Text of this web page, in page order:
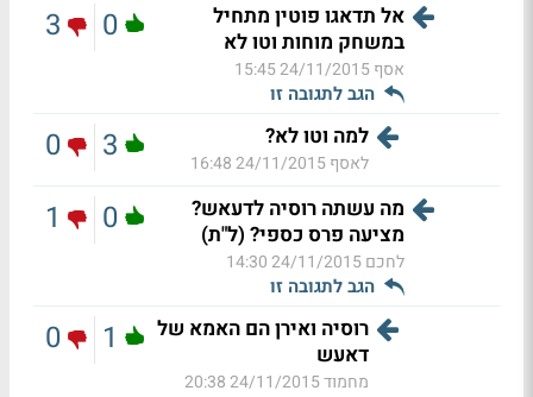
אל תדאגו פוטין מתחיל
במשחק מוחות וטו לא
אסף24/11/2015 15:45
הגב לתגובה זו
0
3
למה וטו לא?
לאסף24/11/2015 16:48
3
0
מה עשתה רוסיה לדעאש?
מציעה פרס כספי? (ל"ת)
לחכם24/11/2015 14:30
הגב לתגובה זו
0
1
רוסיה ואירן הם האמא של
דאעש
מחמוד24/11/2015 20:38
1
0